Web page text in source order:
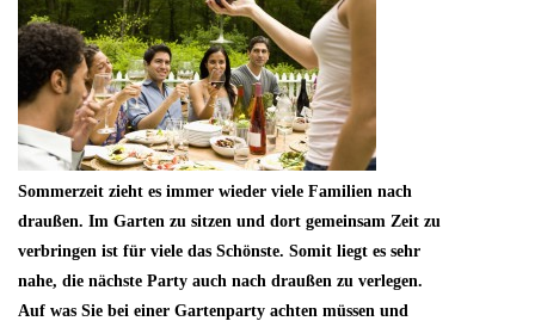
Sommerzeit zieht es immer wieder viele Familien nach
draußen. Im Garten zu sitzen und dort gemeinsam Zeit zu
verbringen ist für viele das Schönste. Somit liegt es sehr
nahe, die nächste Party auch nach draußen zu verlegen.
Auf was Sie bei einer Gartenparty achten müssen und